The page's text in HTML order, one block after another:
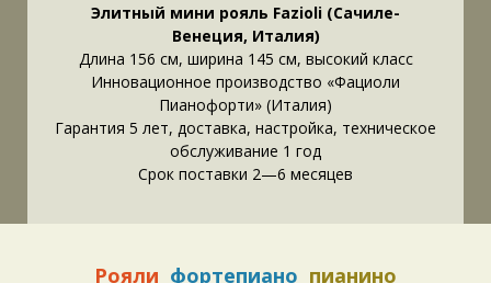
Элитный мини рояль Fazioli (Сачиле-
Венеция, Италия)
Длина 156 см, ширина 145 см, высокий класс
Инновационное производство «Фациоли
Пианофорти» (Италия)
Гарантия 5 лет, доставка, настройка, техническое
обслуживание 1 год
Срок поставки 2—6 месяцев
Рояли фортепиано пианино